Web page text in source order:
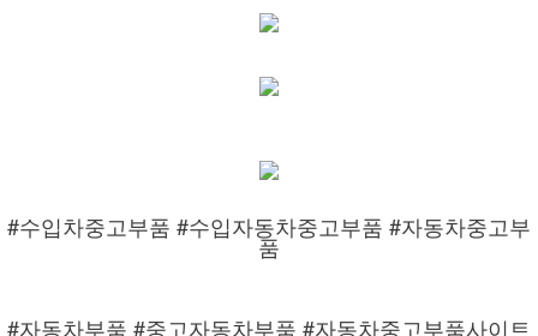
#수입차중고부품 #수입자동차중고부품 #자동차중고부
품
#자동차부품 #중고자동차부품 #자동차중고부품사이트